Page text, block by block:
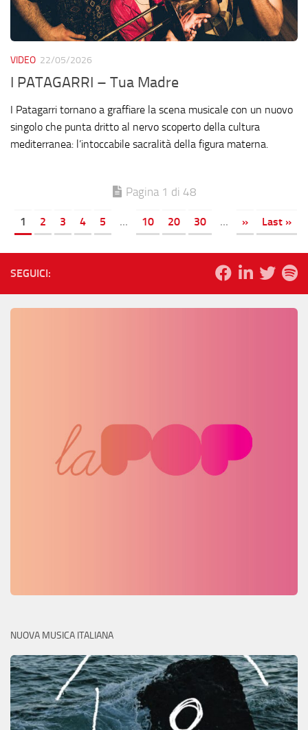
VIDEO 22/05/2026
I PATAGARRI – Tua Madre
I Patagarri tornano a graffiare la scena musicale con un nuovo
singolo che punta dritto al nervo scoperto della cultura
mediterranea: l’intoccabile sacralità della figura materna.
Pagina 1 di 48
1 2 3 4 5 ... 10 20 30 ... » Last »
SEGUICI:
NUOVA MUSICA ITALIANA